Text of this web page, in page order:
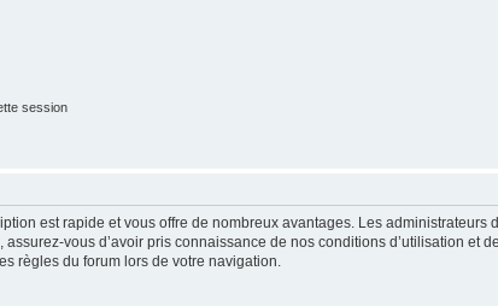
session
est rapide et vous offre de nombreux avantages. Les
vous d’avoir pris connaissance de nos conditions d’utilisation et
règles du forum lors de votre navigation.